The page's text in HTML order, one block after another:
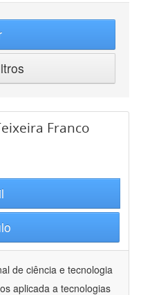
Franco
de ciência e tecnologia
aplicada a tecnologias